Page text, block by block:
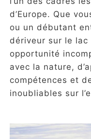
d’Europe. Que
ou un débutant
dériveur sur le lac
opportunité
avec la nature,
compétences et
inoubliables sur